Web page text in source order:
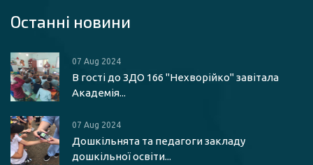
Останні новини
07 Aug 2024
В гості до ЗДО 166 "Нехворійко" завітала
Академія...
07 Aug 2024
Дошкільнята та педагоги закладу
дошкільної освіти...